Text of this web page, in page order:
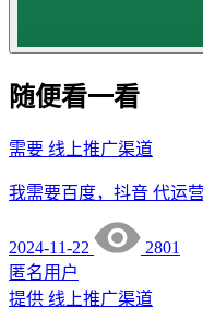
随便看一看
需要 线上推广渠道
我需要百度，抖音 代运
2024-11-22
2801
匿名用户
提供 线上推广渠道